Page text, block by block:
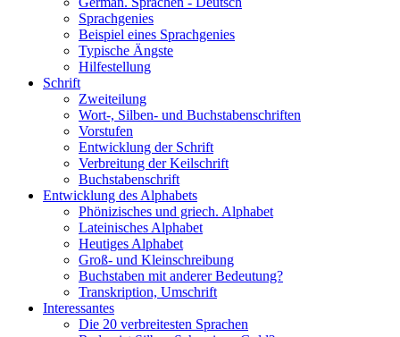
Sprachgenies
Beispiel eines Sprachgenies
Typische Ängste
Hilfestellung
Schrift
Zweiteilung
Wort-, Silben- und Buchstabenschriften
Vorstufen
Entwicklung der Schrift
Verbreitung der Keilschrift
Buchstabenschrift
Entwicklung des Alphabets
Phönizisches und griech. Alphabet
Lateinisches Alphabet
Heutiges Alphabet
Groß- und Kleinschreibung
Buchstaben mit anderer Bedeutung?
Transkription, Umschrift
Interessantes
Die 20 verbreitesten Sprachen